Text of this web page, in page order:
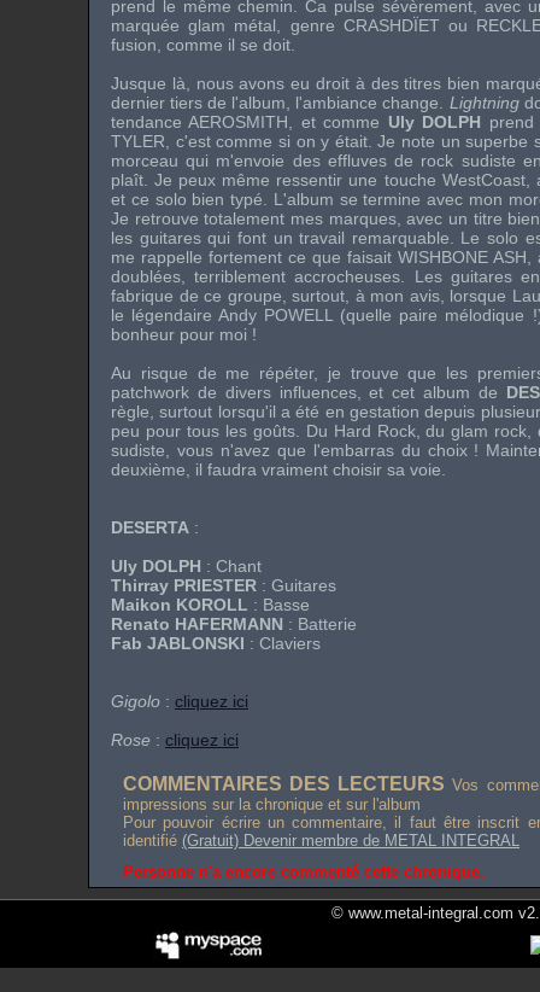
prend le même chemin. Ca pulse sévèrement, avec
marquée glam métal, genre CRASHDÏETou
fusion, comme il se doit.
Jusque là, nous avons eu droit à des titres bien
dernier tiers de l'album, l'ambiance change. Lightning
tendanceAEROSMITH , et comme Uly DOLPH
TYLER , c'est comme si on y était. Je note un superbe
morceau qui m'envoie des effluves de rock sudiste
plaît. Je peux même ressentir une touche WestCoast,
et ce solo bien typé. L'album se termine avec mon
Je retrouve totalement mes marques, avec un titre
les guitares qui font un travail remarquable. Le solo
me rappelle fortement ce que faisait WISHBONE ASH
doublées, terriblement accrocheuses. Les guitares
fabrique de ce groupe, surtout, à mon avis, lorsque
le légendaireAndy POWELL
(quelle paire mélodique
bonheur pour moi !
Au risque de me répéter, je trouve que les
patchwork de divers influences, et cet album de
règle, surtout lorsqu'il a été en gestation depuis
peu pour tous les goûts. Du Hard Rock, du glam
sudiste, vous n'avez que l'embarras du choix !
deuxième, il faudra vraiment choisir sa voie.
DESERTA :
Uly DOLPH : Chant
Thirray PRIESTER : Guitares
Maikon KOROLL : Basse
Renato HAFERMANN : Batterie
Fab JABLONSKI : Claviers
Gigolo : cliquez ici
Rose : cliquez ici
COMMENTAIRES DES LECTEURS Vos
impressions sur la chronique et sur l'album
Pour pouvoir écrire un commentaire, il faut être inscrit
identifié (Gratuit) Devenir membre de METAL INTEGRAL
Personne n'a encore commenté cette chronique.
© www.metal-integral.com